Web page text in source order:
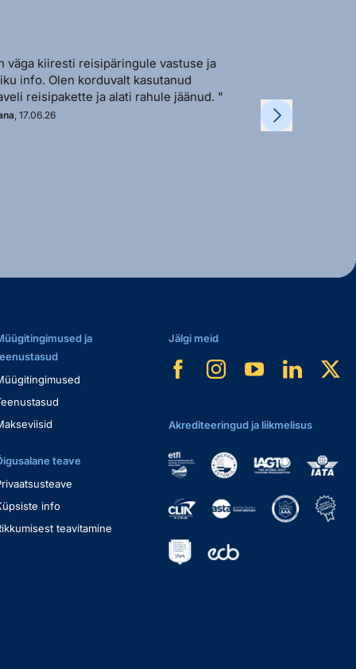
väga kiiresti reisipäringule vastuse ja
info. Olen korduvalt kasutanud
reisipakette ja alati rahule jäänud. "
, 17.06.26
soovi korral. "
Kadi, 11.06.26
ja
teave
info
teavitamine
Jälgi meid
Akrediteeringud ja liikmelisus